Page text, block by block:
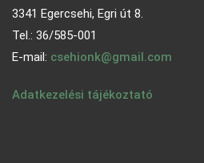
3341 Egercsehi, Egri út 8.
Tel.: 36/585-001
E-mail: csehionk@gmail.com
Adatkezelési tájékoztató